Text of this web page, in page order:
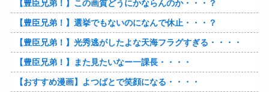
【豊臣兄弟！】この画質どうにかならんのか・・・？
【豊臣兄弟！】選挙でもないのになんで休止・・・？
【豊臣兄弟！】光秀逃がしたよな天海フラグすぎる・・・・
【豊臣兄弟！】また見たいなー一課長・・・・
【おすすめ漫画】よつばとで笑顔になる・・・・